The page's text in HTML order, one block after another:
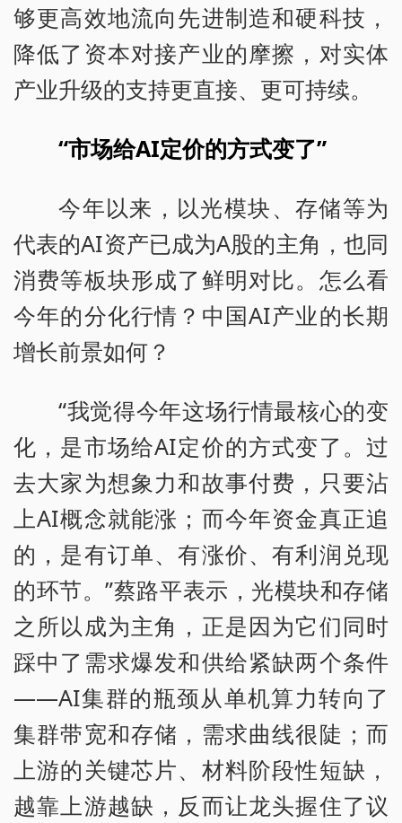
够更高效地流向先进制造和硬科技，
降低了资本对接产业的摩擦，对实体
产业升级的支持更直接、更可持续。
“市场给AI定价的方式变了”
今年以来，以光模块、存储等为
代表的AI资产已成为A股的主角，也同
消费等板块形成了鲜明对比。怎么看
今年的分化行情？中国AI产业的长期
增长前景如何？
“我觉得今年这场行情最核心的变
化，是市场给AI定价的方式变了。过
去大家为想象力和故事付费，只要沾
上AI概念就能涨；而今年资金真正追
的，是有订单、有涨价、有利润兑现
的环节。”蔡路平表示，光模块和存储
之所以成为主角，正是因为它们同时
踩中了需求爆发和供给紧缺两个条件
——AI集群的瓶颈从单机算力转向了
集群带宽和存储，需求曲线很陡；而
上游的关键芯片、材料阶段性短缺，
越靠上游越缺，反而让龙头握住了议